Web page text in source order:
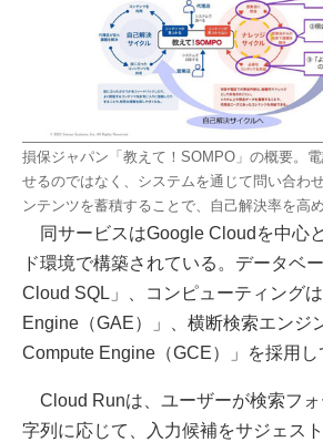
損保ジャパン「教えて！SOMPO」の概要。
せるのではなく、システムを通じて問い合わ
ンテンツを蓄積することで、自己解決率を高
同サービスはGoogle Cloudを中心
ド環境で構築されている。データベ
Cloud SQL」、コンピューティング
Engine（GAE）」、横断検索エンジ
Compute Engine（GCE）」を採用し
Cloud Runは、ユーザーが検索フォ
字列に応じて、入力候補をサジェス